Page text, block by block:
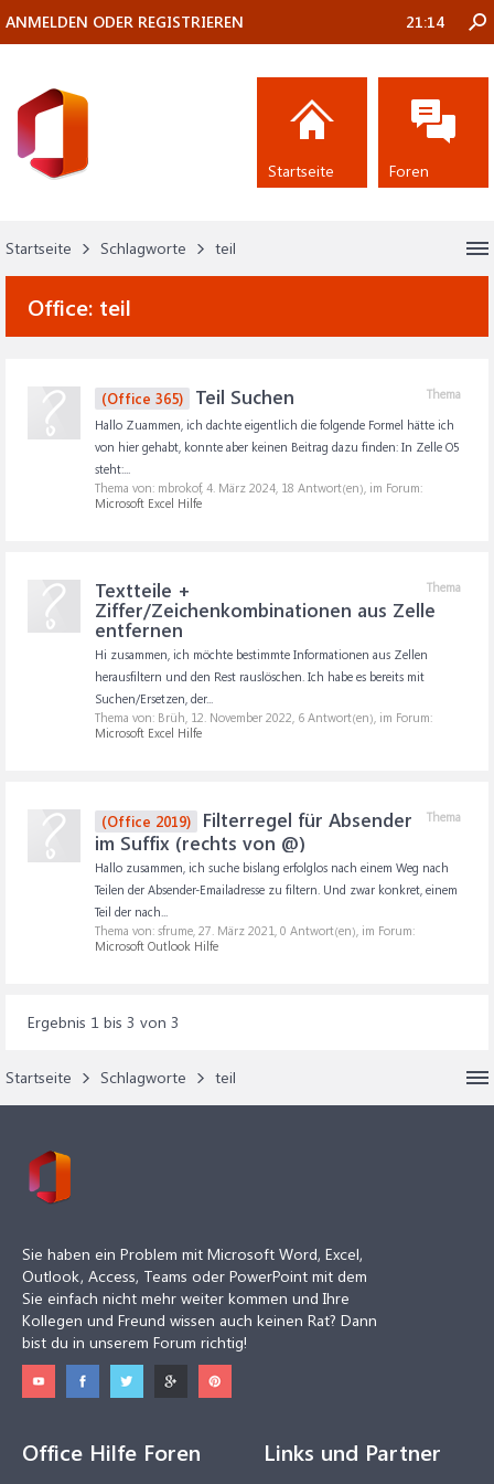
Startseite Schlagworte teil
Office: teil
Thema
(Office 365) Teil Suchen
Hallo Zuammen, ich dachte eigentlich die folgende Formel hätte ich
von hier gehabt, konnte aber keinen Beitrag dazu finden: In Zelle O5
steht:...
Thema von: mbrokof, 4. März 2024, 18 Antwort(en), im Forum:
Microsoft Excel Hilfe
Thema
Textteile +
Ziffer/Zeichenkombinationen aus Zelle
entfernen
Hi zusammen, ich möchte bestimmte Informationen aus Zellen
herausfiltern und den Rest rauslöschen. Ich habe es bereits mit
Suchen/Ersetzen, der...
Thema von: Brüh, 12. November 2022, 6 Antwort(en), im Forum:
Microsoft Excel Hilfe
Thema
(Office 2019)
Filterregel für Absender
im Suffix (rechts von @)
Hallo zusammen, ich suche bislang erfolglos nach einem Weg nach
Teilen der Absender-Emailadresse zu filtern. Und zwar konkret, einem
Teil der nach...
Thema von: sfrume, 27. März 2021, 0 Antwort(en), im Forum:
Microsoft Outlook Hilfe
Ergebnis 1 bis 3 von 3
Startseite Schlagworte teil
ANMELDEN ODER REGISTRIEREN 21:14
Startseite Foren
Sie haben ein Problem mit Microsoft Word, Excel,
Outlook, Access, Teams oder PowerPoint mit dem
Sie einfach nicht mehr weiter kommen und Ihre
Kollegen und Freund wissen auch keinen Rat? Dann
bist du in unserem Forum richtig!
Office Hilfe Foren Links und Partner